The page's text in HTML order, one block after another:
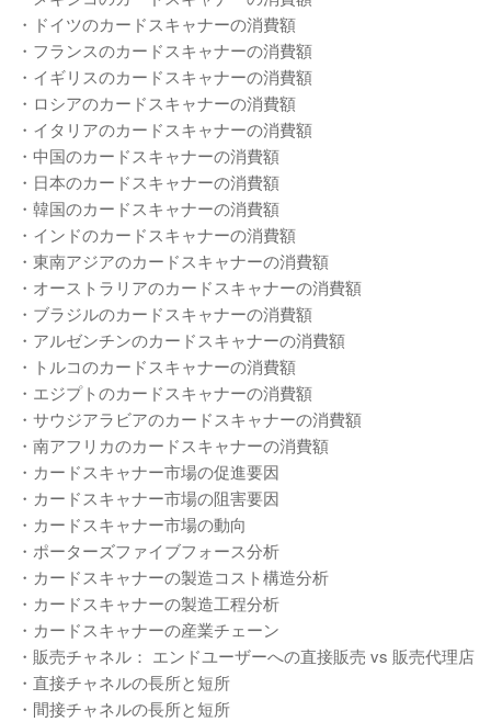
・ドイツのカードスキャナーの消費額
・フランスのカードスキャナーの消費額
・イギリスのカードスキャナーの消費額
・ロシアのカードスキャナーの消費額
・イタリアのカードスキャナーの消費額
・中国のカードスキャナーの消費額
・日本のカードスキャナーの消費額
・韓国のカードスキャナーの消費額
・インドのカードスキャナーの消費額
・東南アジアのカードスキャナーの消費額
・オーストラリアのカードスキャナーの消費額
・ブラジルのカードスキャナーの消費額
・アルゼンチンのカードスキャナーの消費額
・トルコのカードスキャナーの消費額
・エジプトのカードスキャナーの消費額
・サウジアラビアのカードスキャナーの消費額
・南アフリカのカードスキャナーの消費額
・カードスキャナー市場の促進要因
・カードスキャナー市場の阻害要因
・カードスキャナー市場の動向
・ポーターズファイブフォース分析
・カードスキャナーの製造コスト構造分析
・カードスキャナーの製造工程分析
・カードスキャナーの産業チェーン
・販売チャネル： エンドユーザーへの直接販売 vs 販売代理店
・直接チャネルの長所と短所
・間接チャネルの長所と短所